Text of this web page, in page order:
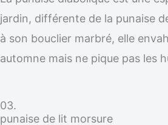
jardin, différente de la punaise
à son bouclier marbré, elle
automne mais ne pique pas les
03.
punaise de lit morsure